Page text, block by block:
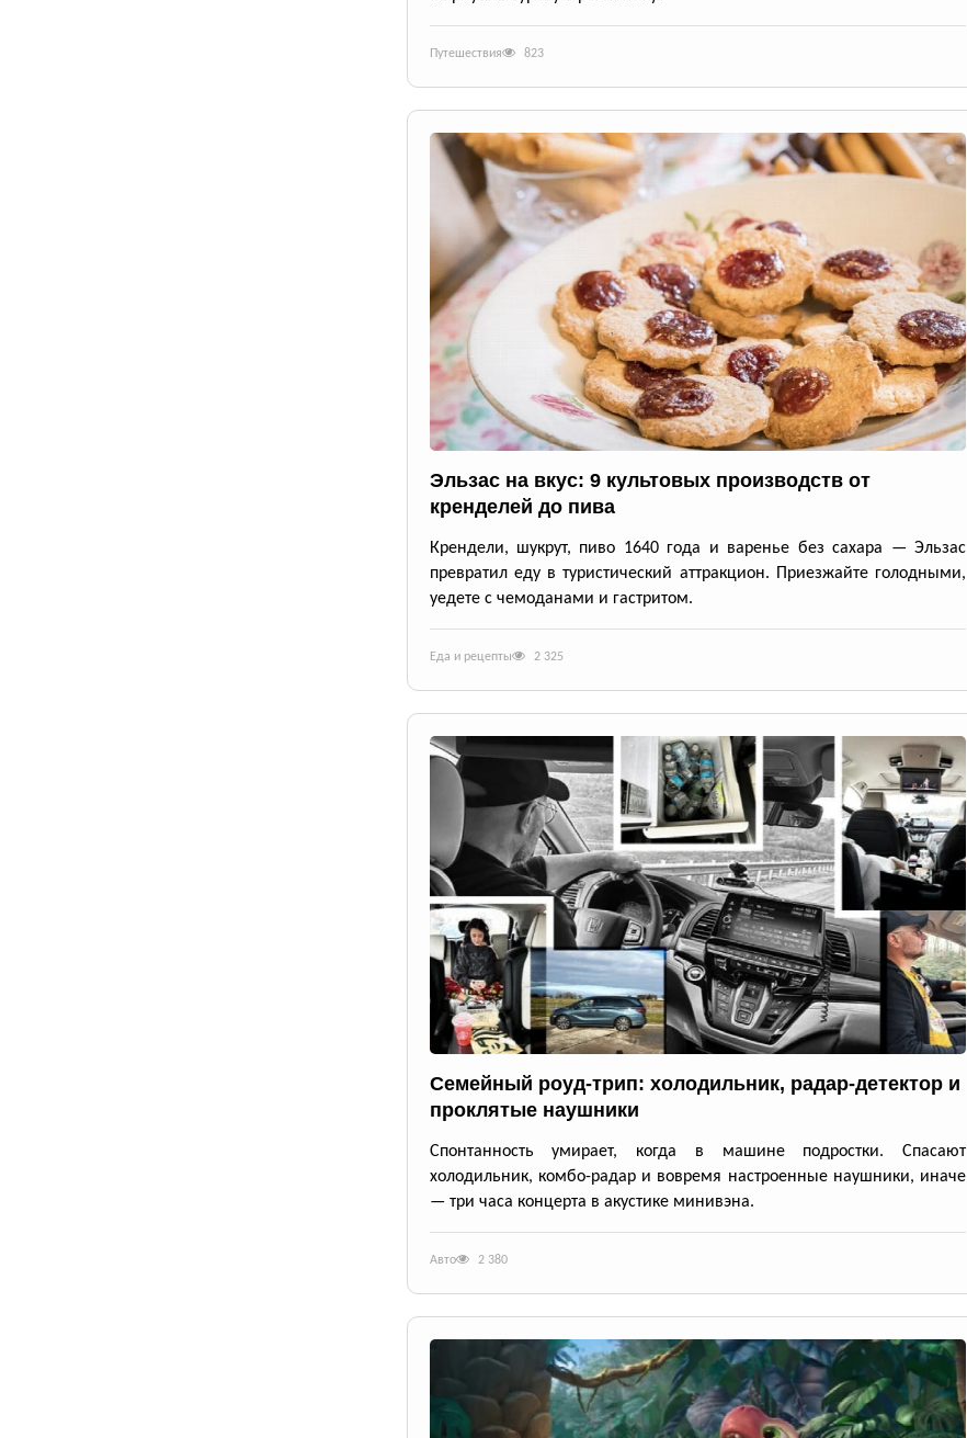
Путешествия 823
Эльзас на вкус: 9 культовых производств от
кренделей до пива
Крендели, шукрут, пиво 1640 года и варенье без сахара — Эльзас
превратил еду в туристический аттракцион. Приезжайте голодными,
уедете с чемоданами и гастритом.
Еда и рецепты 2 325
Семейный роуд-трип: холодильник, радар-детектор и
проклятые наушники
Спонтанность умирает, когда в машине подростки. Спасают
холодильник, комбо-радар и вовремя настроенные наушники, иначе
— три часа концерта в акустике минивэна.
Авто 2 380